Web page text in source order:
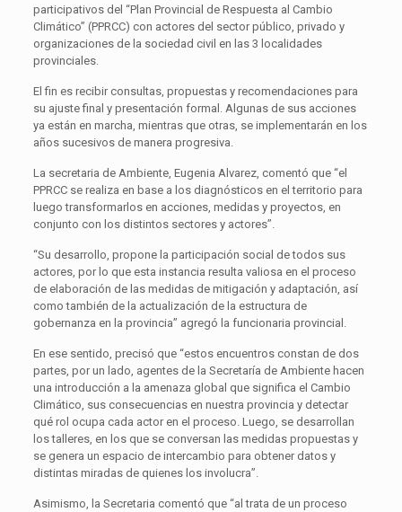
participativos del “Plan Provincial de Respuesta al Cambio
Climático” (PPRCC) con actores del sector público, privado y
organizaciones de la sociedad civil en las 3 localidades
provinciales.
El fin es recibir consultas, propuestas y recomendaciones para
su ajuste final y presentación formal. Algunas de sus acciones
ya están en marcha, mientras que otras, se implementarán en los
años sucesivos de manera progresiva.
La secretaria de Ambiente, Eugenia Alvarez, comentó que “el
PPRCC se realiza en base a los diagnósticos en el territorio para
luego transformarlos en acciones, medidas y proyectos, en
conjunto con los distintos sectores y actores”.
“Su desarrollo, propone la participación social de todos sus
actores, por lo que esta instancia resulta valiosa en el proceso
de elaboración de las medidas de mitigación y adaptación, así
como también de la actualización de la estructura de
gobernanza en la provincia” agregó la funcionaria provincial.
En ese sentido, precisó que “estos encuentros constan de dos
partes, por un lado, agentes de la Secretaría de Ambiente hacen
una introducción a la amenaza global que significa el Cambio
Climático, sus consecuencias en nuestra provincia y detectar
qué rol ocupa cada actor en el proceso. Luego, se desarrollan
los talleres, en los que se conversan las medidas propuestas y
se genera un espacio de intercambio para obtener datos y
distintas miradas de quienes los involucra”.
Asimismo, la Secretaria comentó que “al trata de un proceso